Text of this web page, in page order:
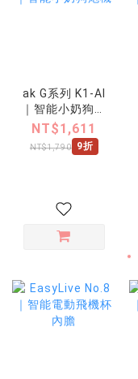
ak G系列 K1-AI
｜智能小奶狗炮
機
NT$1,611
NT$1,790 9折